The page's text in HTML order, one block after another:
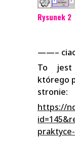
Rysunek 2
——–
To jest
którego
stronie:
https://